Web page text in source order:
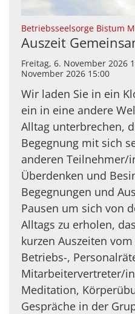
Betriebsseelsorge Bistum
Auszeit
Freitag, 6. November 2026
November 2026 15:00
Wir laden Sie in ein
ein in eine andere
Alltag unterbrechen,
Begegnung mit sich
anderen Teilnehmer/
Überdenken und
Begegnungen und
Pausen um sich von
Alltags zu erholen,
kurzen Auszeiten
Betriebs-,
Mitarbeitervertreter/
Meditation,
Gespräche in der